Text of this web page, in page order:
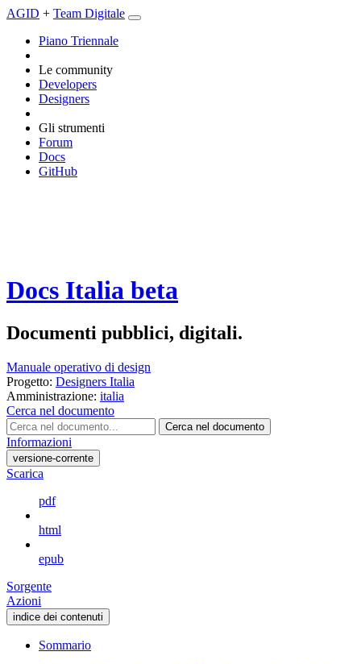
AGID + Team Digitale
Piano Triennale
Le community
Developers
Designers
Gli strumenti
Forum
Docs
GitHub
Docs Italia beta
Documenti pubblici, digitali.
Manuale operativo di design
Progetto: Designers Italia
Amministrazione: italia
Cerca nel documento
Cerca nel documento
Informazioni
versione-corrente
Scarica
pdf
html
epub
Sorgente
Azioni
indice dei contenuti
Sommario